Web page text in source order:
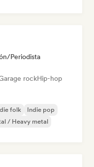
Periodista
rockHip-hop
folk
Indie pop
/ Heavy metal